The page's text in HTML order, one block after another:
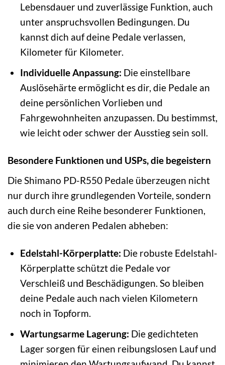
Lebensdauer und zuverlässige Funktion, auch
unter anspruchsvollen Bedingungen. Du
kannst dich auf deine Pedale verlassen,
Kilometer für Kilometer.
Individuelle Anpassung: Die einstellbare
Auslösehärte ermöglicht es dir, die Pedale an
deine persönlichen Vorlieben und
Fahrgewohnheiten anzupassen. Du bestimmst,
wie leicht oder schwer der Ausstieg sein soll.
Besondere Funktionen und USPs, die begeistern
Die Shimano PD-R550 Pedale überzeugen nicht
nur durch ihre grundlegenden Vorteile, sondern
auch durch eine Reihe besonderer Funktionen,
die sie von anderen Pedalen abheben:
Edelstahl-Körperplatte: Die robuste Edelstahl-
Körperplatte schützt die Pedale vor
Verschleiß und Beschädigungen. So bleiben
deine Pedale auch nach vielen Kilometern
noch in Topform.
Wartungsarme Lagerung: Die gedichteten
Lager sorgen für einen reibungslosen Lauf und